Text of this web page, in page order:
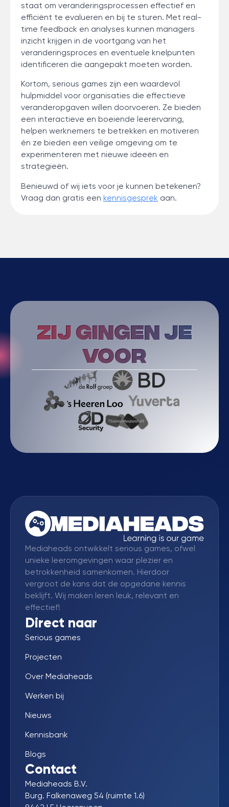
staat om veranderingsprocessen effectief en
efficiënt te evalueren en bij te sturen. Met real-
time feedback en analyses kunnen managers
inzicht krijgen in de voortgang van het
veranderingsproces en eventuele knelpunten
identificeren die aangepakt moeten worden.
Kortom, serious games zijn een waardevol
hulpmiddel voor organisaties die effectieve
veranderopgaven willen doorvoeren. Ze bieden
een interactieve en boeiende leerervaring,
helpen werknemers te betrekken en motiveren
én ze bieden een veilige omgeving om te
experimenteren met nieuwe ideeën en
strategieën.
Benieuwd of wij iets voor je kunnen betekenen?
Vraag dan gratis een kennisgesprek aan.
Zij gingen je
voor
Mediaheads ontwikkelt serious games, ofwel
unieke leeromgevingen waar plezier en
betrokkenheid samenkomen. Hierdoor
vergroot de kans dat de opgedane kennis
beklijft. Wij maken leren leuk, relevant en
effectief!
Direct naar
Serious games
Projecten
Over Mediaheads
Werken bij
Nieuws
Kennisbank
Blogs
Contact
Mediaheads B.V.
Burg. Falkenaweg 54 (ruimte 1.6)